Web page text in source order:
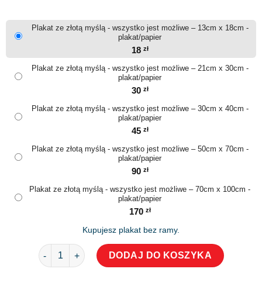
Plakat ze złotą myślą - wszystko jest możliwe – 13cm x 18cm -
plakat/papier
18 zł
Plakat ze złotą myślą - wszystko jest możliwe – 21cm x 30cm -
plakat/papier
30 zł
Plakat ze złotą myślą - wszystko jest możliwe – 30cm x 40cm -
plakat/papier
45 zł
Plakat ze złotą myślą - wszystko jest możliwe – 50cm x 70cm -
plakat/papier
90 zł
Plakat ze złotą myślą - wszystko jest możliwe – 70cm x 100cm -
plakat/papier
170 zł
Kupujesz plakat bez ramy.
ilość Plakat ze złotą myślą - wszystko jest możliwe
DODAJ DO KOSZYKA